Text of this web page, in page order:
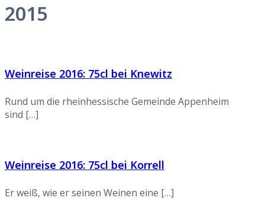
2015
Weinreise 2016: 75cl bei Knewitz
Rund um die rheinhessische Gemeinde Appenheim
sind […]
Weinreise 2016: 75cl bei Korrell
Er weiß, wie er seinen Weinen eine […]